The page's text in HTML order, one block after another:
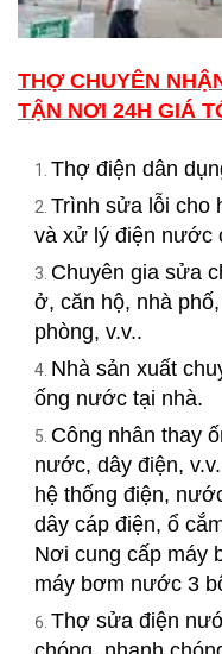
THỢ CHUYÊN
TẬN NƠI 24H GIÁ
Thợ điện dân
Trình sửa lỗi cho
và xử lý điện nước
Chuyên gia sửa
ở, căn hộ, nhà
phòng, v.v..
Nhà sản xuất
ống nước tại nhà.
Công nhân thay
nước, dây điện,
hệ thống điện,
dây cáp điện, ổ
Nơi cung cấp máy
máy bơm nước 3
Thợ sửa điện